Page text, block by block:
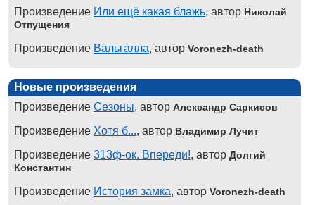
Произведение Или ещё какая блажь, автор Николай
Отпущения
Произведение Вальгалла, автор Voronezh-death
Новые произведения
Произведение Сезоны, автор Александр Саркисов
Произведение Хотя б..., автор Владимир Лучит
Произведение 313ф-ок. Впереди!, автор Долгий
Константин
Произведение История замка, автор Voronezh-death